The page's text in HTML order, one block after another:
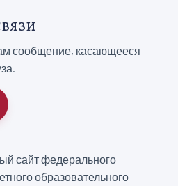
сообщение, касающееся
сайт федерального
образовательного